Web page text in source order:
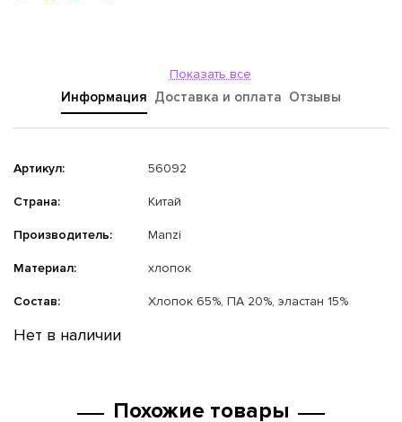
Показать все
Информация Доставка и оплата Отзывы
Артикул: 56092
Страна: Китай
Производитель: Manzi
Материал: хлопок
Состав: Хлопок 65%, ПА 20%, эластан 15%
Нет в наличии
Похожие товары